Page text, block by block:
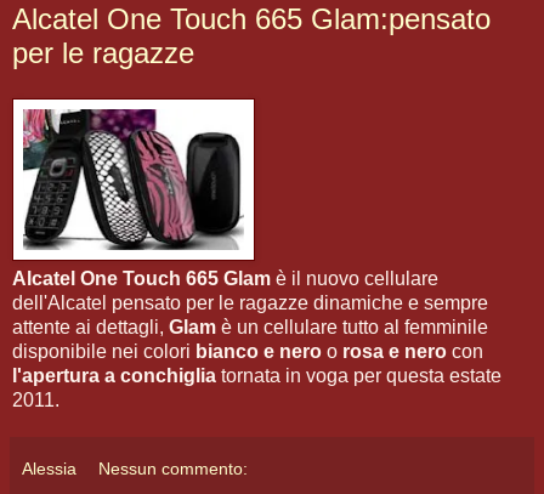
Alcatel One Touch 665 Glam:pensato
per le ragazze
Alcatel One Touch 665 Glam è il nuovo cellulare
dell'Alcatel pensato per le ragazze dinamiche e sempre
attente ai dettagli, Glam è un cellulare tutto al femminile
disponibile nei colori bianco e nero o rosa e nero con
l'apertura a conchiglia tornata in voga per questa estate
2011.
Alessia Nessun commento: